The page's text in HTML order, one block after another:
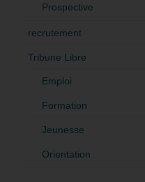
Prospective
recrutement
Tribune Libre
Emploi
Formation
Jeunesse
Orientation